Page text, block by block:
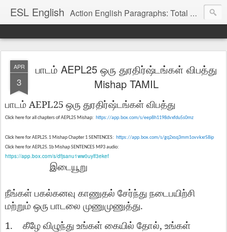
ESL English Action English Paragraphs: Total Physical Response (TPR) Paragraphs for the High School and Adult Language Student
APR
3
பாடம் AEPL25 ஒரு துரதிர்ஷ்டங்கள் விபத்து
Mishap TAMIL
பாடம் AEPL25 ஒரு துரதிர்ஷ்டங்கள் விபத்து
Click here for all chapters of AEPL25 Mishap: https://app.box.com/s/eep8h1198dvxfdu5s0mz
Click here for AEPL25.1 Mishap Chapter 1 SENTENCES: https://app.box.com/s/gq2xsq3mm1ovvkxr58ip
Click here for AEPL25.1b Mishap SENTENCES MP3 audio:
https://app.box.com/s/dfjsanu1ww0uylf3ekef
இடையூறு
நீங்கள் பகல்கனவு காணுதல் சேர்ந்து நடைபயிற்சி
மற்றும் ஒரு பாடலை முணுமுணுத்து.
1.
கீழே விழுந்து உங்கள் கையில் தோல், உங்கள்